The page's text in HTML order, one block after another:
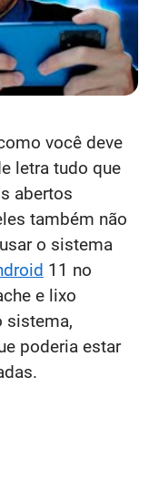
você deve
letra tudo que
abertos
também não
o sistema
11 no
e lixo
sistema,
poderia estar